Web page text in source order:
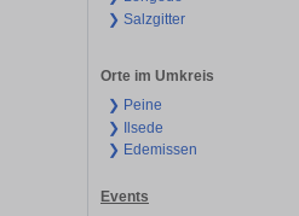
❯ Salzgitter
Orte im Umkreis
❯ Peine
❯ Ilsede
❯ Edemissen
Events